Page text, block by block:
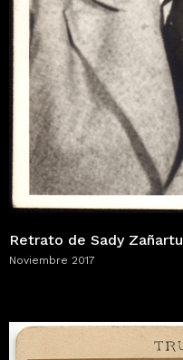
Retrato de Sady Zañartu
Noviembre 2017